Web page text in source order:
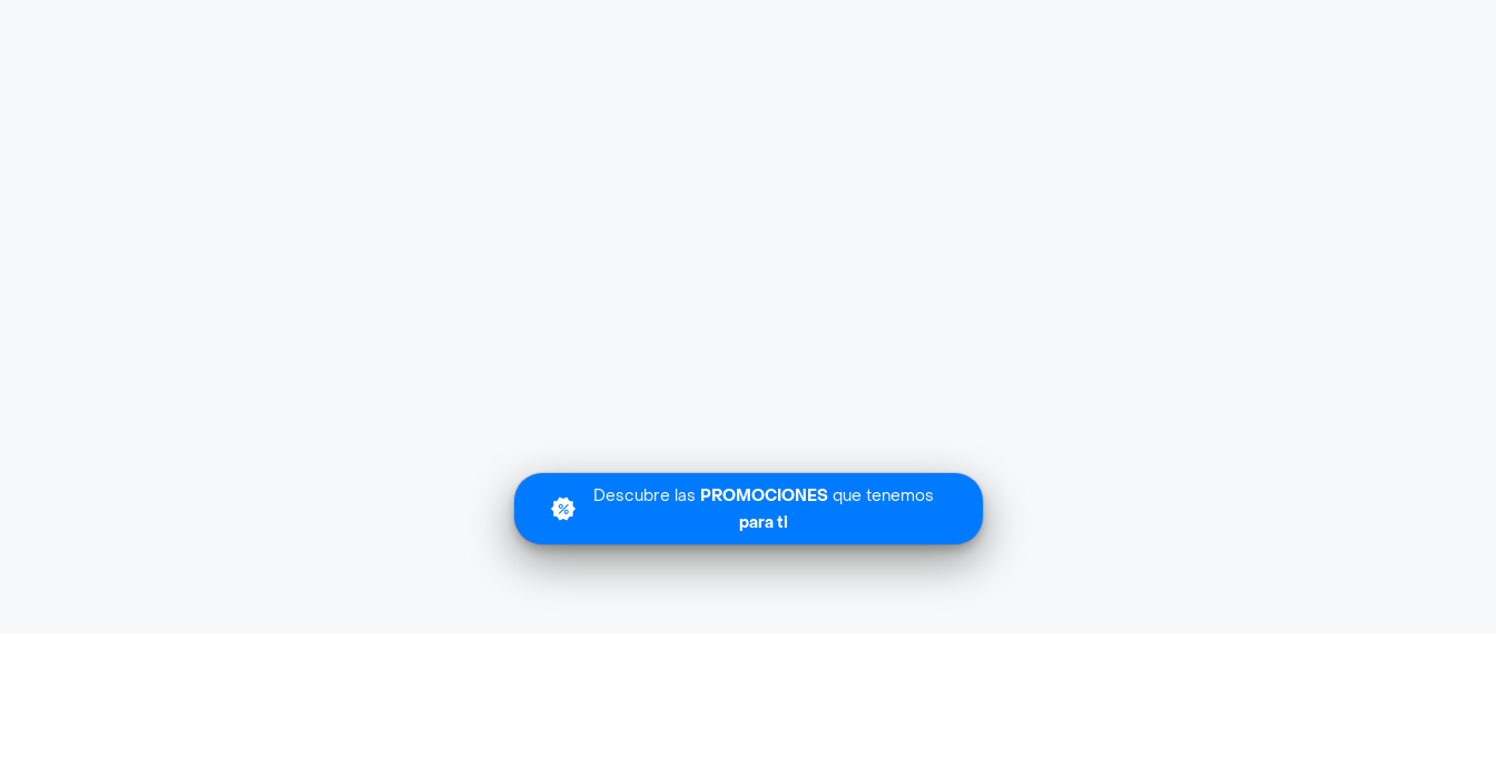
Descubre las PROMOCIONES que tenemos
para ti